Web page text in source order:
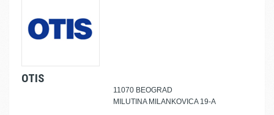
OTIS
11070 BEOGRAD
MILUTINA MILANKOVICA 19-A